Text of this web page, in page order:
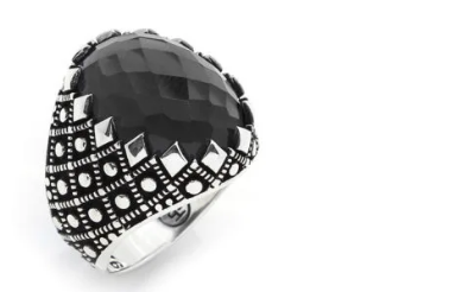
Listeme
Ekle